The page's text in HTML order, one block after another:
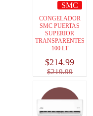
SMC
CONGELADOR
SMC PUERTAS
SUPERIOR
TRANSPARENTES
100 LT
$219.99
$214.99